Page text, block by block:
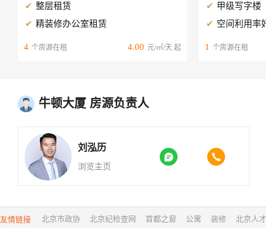
整层租赁
精装修办公室租赁
4 个房源在租 4.00 元/㎡/天 起
甲级写字楼
空间利用率
1 个房源在租
牛顿大厦 房源负责人
刘泓历
浏览主页
 
友情链接 北京市政协 北京纪检查网 首都之窗 公寓 装修 北京人